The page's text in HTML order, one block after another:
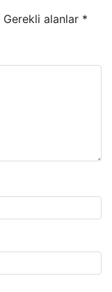
Gerekli alanlar *